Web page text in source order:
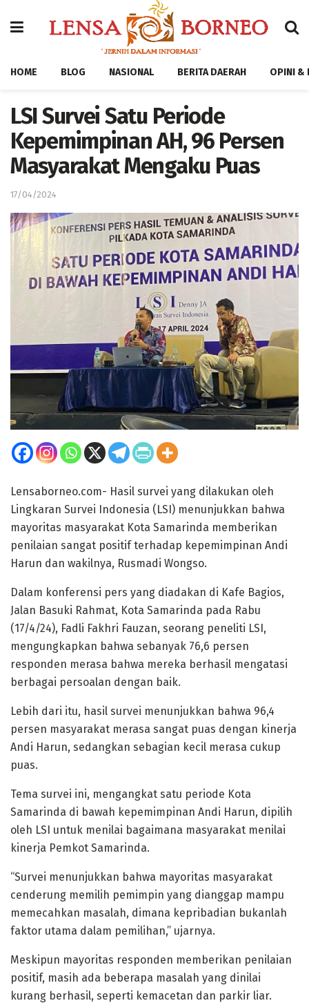
HOME BLOG NASIONAL BERITA DAERAH OPINI &
LSI Survei Satu Periode
Kepemimpinan AH, 96 Persen
Masyarakat Mengaku Puas
17/04/2024
Lensaborneo.com- Hasil survei yang dilakukan oleh
Lingkaran Survei Indonesia (LSI) menunjukkan bahwa
mayoritas masyarakat Kota Samarinda memberikan
penilaian sangat positif terhadap kepemimpinan Andi
Harun dan wakilnya, Rusmadi Wongso.
Dalam konferensi pers yang diadakan di Kafe Bagios,
Jalan Basuki Rahmat, Kota Samarinda pada Rabu
(17/4/24), Fadli Fakhri Fauzan, seorang peneliti LSI,
mengungkapkan bahwa sebanyak 76,6 persen
responden merasa bahwa mereka berhasil mengatasi
berbagai persoalan dengan baik.
Lebih dari itu, hasil survei menunjukkan bahwa 96,4
persen masyarakat merasa sangat puas dengan kinerja
Andi Harun, sedangkan sebagian kecil merasa cukup
puas.
Tema survei ini, mengangkat satu periode Kota
Samarinda di bawah kepemimpinan Andi Harun, dipilih
oleh LSI untuk menilai bagaimana masyarakat menilai
kinerja Pemkot Samarinda.
“Survei menunjukkan bahwa mayoritas masyarakat
cenderung memilih pemimpin yang dianggap mampu
memecahkan masalah, dimana kepribadian bukanlah
faktor utama dalam pemilihan,” ujarnya.
Meskipun mayoritas responden memberikan penilaian
positif, masih ada beberapa masalah yang dinilai
kurang berhasil, seperti kemacetan dan parkir liar.